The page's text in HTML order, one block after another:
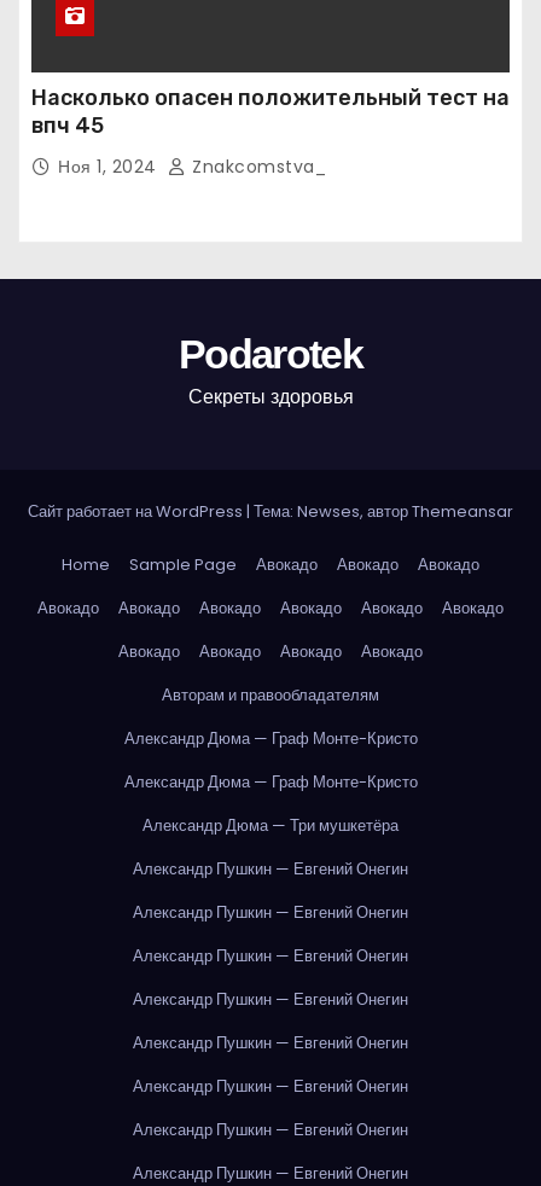
Насколько опасен положительный тест на
впч 45
Ноя 1, 2024 Znakcomstva_
Podarotek
Секреты здоровья
Сайт работает на WordPress | Тема: Newses, авторThemeansar
Home Sample Page Авокадо Авокадо
Авокадо
Авокадо
Авокадо Авокадо Авокадо Авокадо
Авокадо
Авокадо
Авокадо Авокадо
Авокадо
Авторам и правообладателям
Александр Дюма — Граф Монте-Кристо
Александр Дюма — Граф Монте-Кристо
Александр Дюма — Три мушкетёра
Александр Пушкин — Евгений Онегин
Александр Пушкин — Евгений Онегин
Александр Пушкин — Евгений Онегин
Александр Пушкин — Евгений Онегин
Александр Пушкин — Евгений Онегин
Александр Пушкин — Евгений Онегин
Александр Пушкин — Евгений Онегин
Александр Пушкин — Евгений Онегин